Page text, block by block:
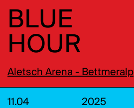
BLUE
HOUR
Aletsch Arena - Bettmeralp
11.04 2025